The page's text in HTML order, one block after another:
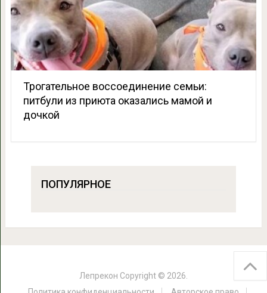
Трогательное воссоединение семьи:
питбули из приюта оказались мамой и
дочкой
ПОПУЛЯРНОЕ
Лепрекон Copyright © 2026.